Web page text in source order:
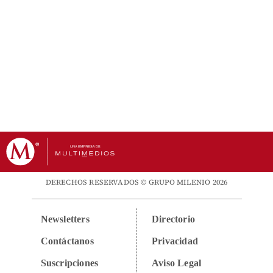
DERECHOS RESERVADOS © GRUPO MILENIO 2026
Newsletters
Contáctanos
Suscripciones
Directorio
Privacidad
Aviso Legal